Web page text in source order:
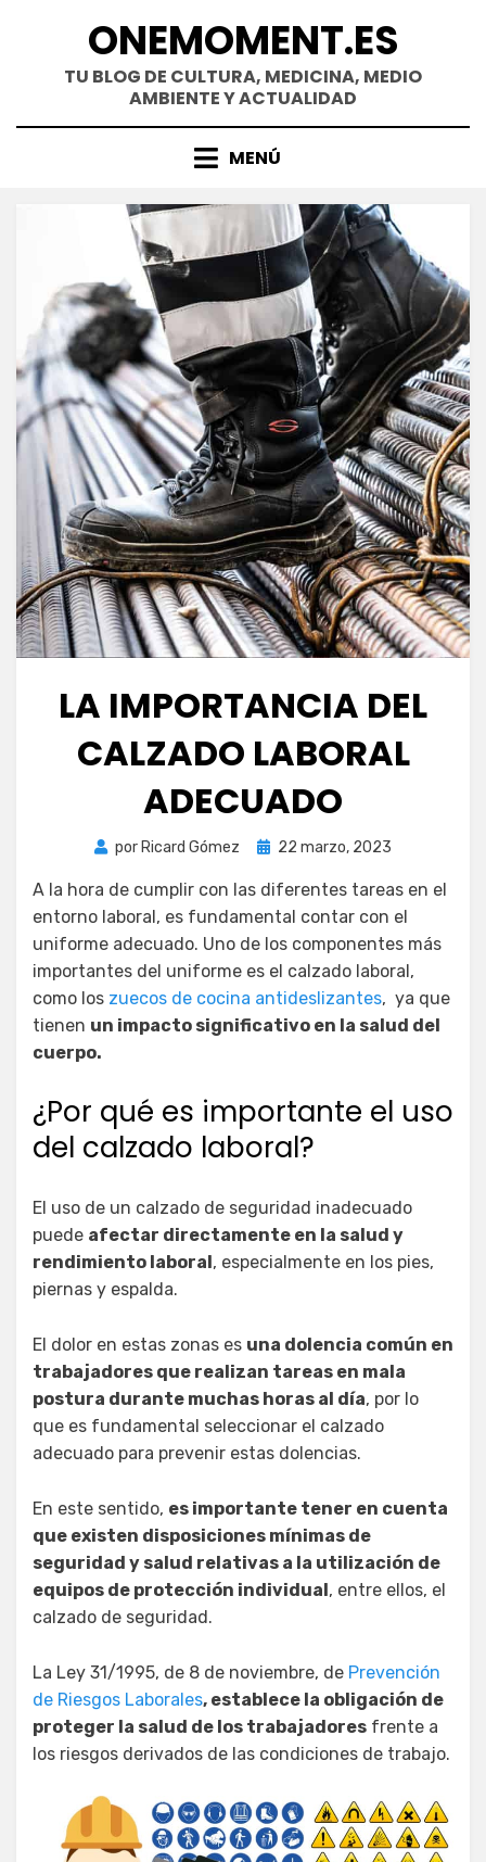
contenido ONEMOMENT.ES
TU BLOG DE CULTURA, MEDICINA, MEDIO
AMBIENTE Y ACTUALIDAD
MENÚ
LA IMPORTANCIA DEL
CALZADO LABORAL
ADECUADO
por Ricard Gómez
Publicada
22 marzo, 2023
A la hora de cumplir con las diferentes tareas en el
entorno laboral, es fundamental contar con el
uniforme adecuado. Uno de los componentes más
importantes del uniforme es el calzado laboral,
como los zuecos de cocina antideslizantes, ya que
tienen un impacto significativo en la salud del
cuerpo.
¿Por qué es importante el uso
del calzado laboral?
El uso de un calzado de seguridad inadecuado
puede afectar directamente en la salud y
rendimiento laboral, especialmente en los pies,
piernas y espalda.
El dolor en estas zonas es una dolencia común en
trabajadores que realizan tareas en mala
postura durante muchas horas al día, por lo
que es fundamental seleccionar el calzado
adecuado para prevenir estas dolencias.
En este sentido, es importante tener en cuenta
que existen disposiciones mínimas de
seguridad y salud relativas a la utilización de
equipos de protección individual, entre ellos, el
calzado de seguridad.
La Ley 31/1995, de 8 de noviembre, de Prevención
de Riesgos Laborales, establece la obligación de
proteger la salud de los trabajadores frente a
los riesgos derivados de las condiciones de trabajo.